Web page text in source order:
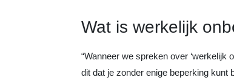
Wat is werkelijk
“Wanneer we spreken over ‘werkelijk
dit dat je zonder enige beperking kunt